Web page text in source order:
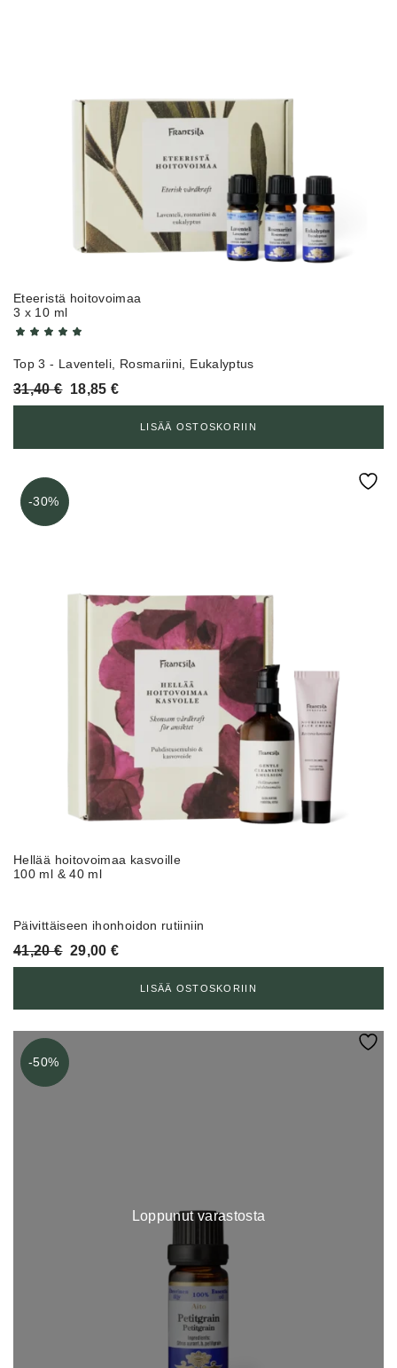
Eteeristä hoitovoimaa
3 x 10 ml
Top 3 - Laventeli, Rosmariini, Eukalyptus
31,40€ Alkuperäinen
hinta
18,85€Nykyinen
hinta
on:LISÄÄ OSTOSKORIIN
-30%
Hellää hoitovoimaa kasvoille
100 ml & 40 ml
Päivittäiseen ihonhoidon rutiiniin
41,20€ Alkuperäinen
hinta
29,00€Nykyinen
hinta
on:LISÄÄ OSTOSKORIIN
Loppunut varastosta
-50%